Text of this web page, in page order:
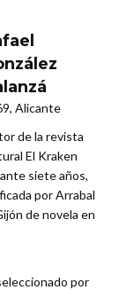
Alicante
de la revista
El Kraken
siete años,
por Arrabal
de novela en
por